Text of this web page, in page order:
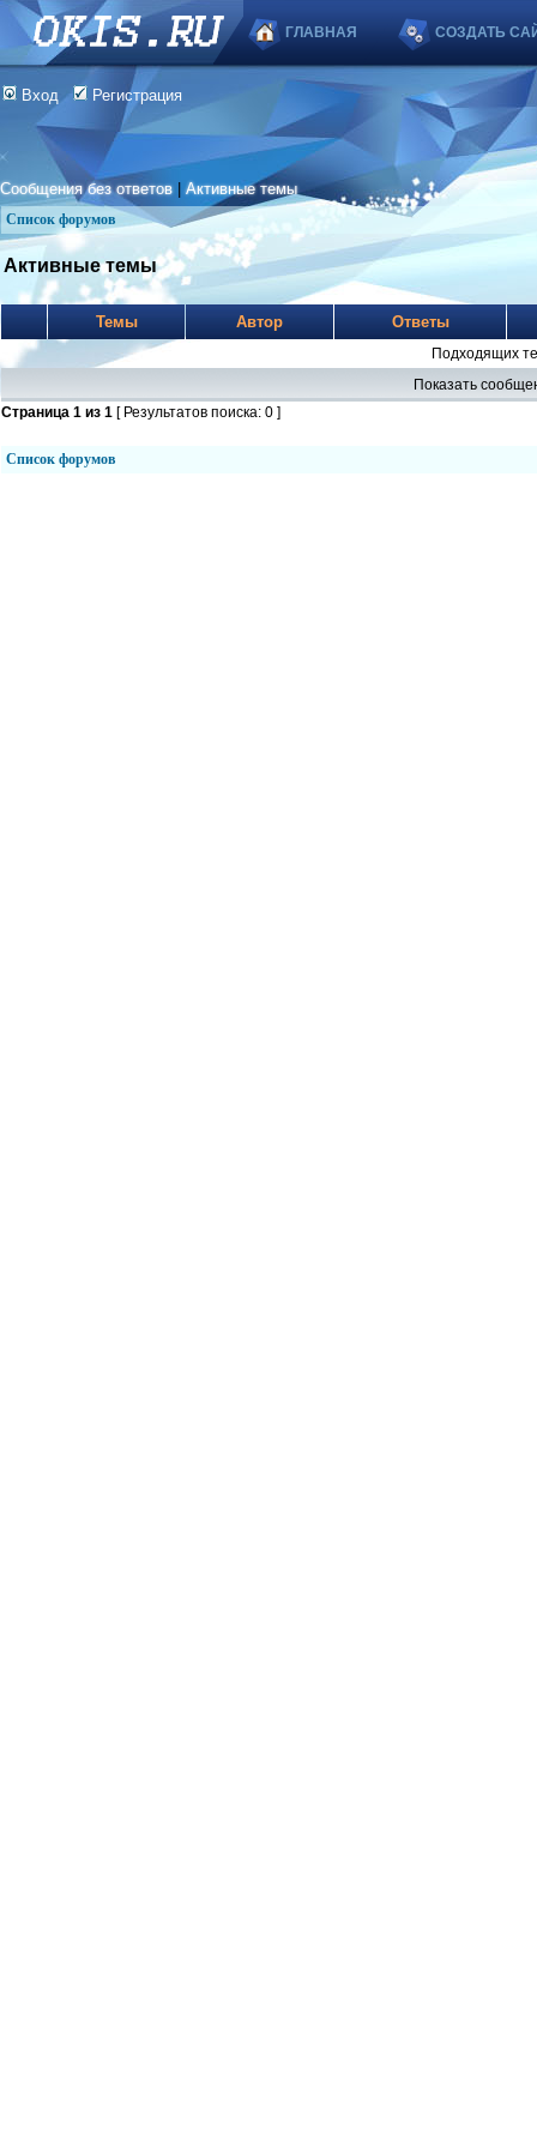
ГЛАВНАЯ СОЗДАТЬ
Вход Регистрация
Сообщения без ответов |Активные темы
Список форумов
Активные темы
Темы Автор Ответы
Подходящих
Показать
Страница 1 из 1 [ Результатов поиска: 0 ]
Список форумов